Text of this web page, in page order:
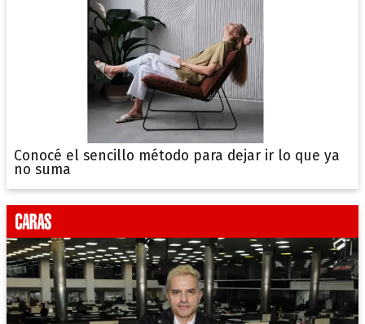
Conocé el sencillo método para dejar ir lo que ya
no suma